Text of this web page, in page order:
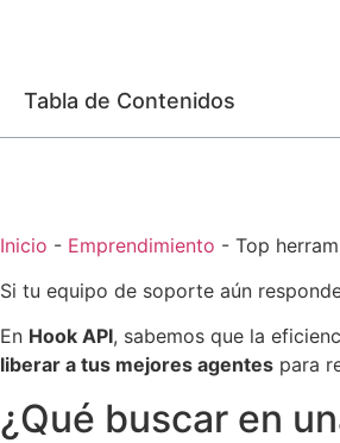
Tabla de Contenidos
Inicio - Emprendimiento - Top
Si tu equipo de soporte aún
En Hook API, sabemos que la
liberar a tus mejores agentes para
¿Qué buscar en